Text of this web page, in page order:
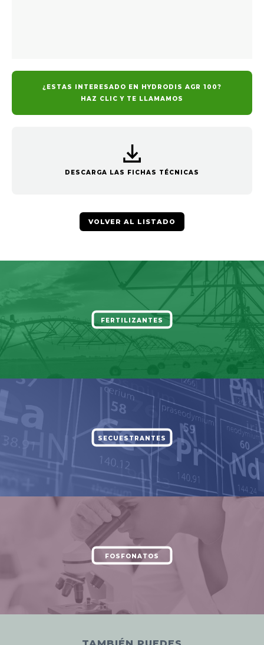
¿ESTAS INTERESADO EN HYDRODIS AGR 100?
HAZ CLIC Y TE LLAMAMOS
DESCARGA LAS FICHAS TÉCNICAS
VOLVER AL LISTADO
FERTILIZANTES
SECUESTRANTES
FOSFONATOS